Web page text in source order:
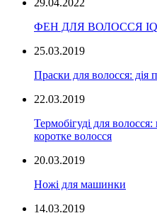
29.04.2022
ФЕН ДЛЯ ВОЛОССЯ IQ
25.03.2019
Праски для волосся: дія
22.03.2019
Термобігуді для
коротке волосся
20.03.2019
Ножі для машинки
14.03.2019